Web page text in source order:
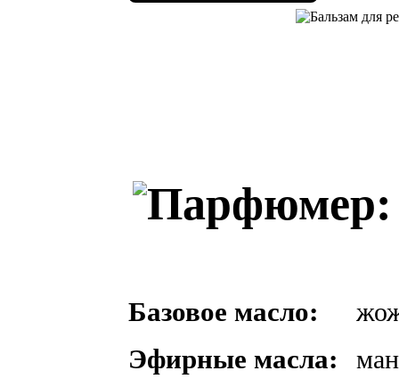
Базовое масло:
Эфирные масла: